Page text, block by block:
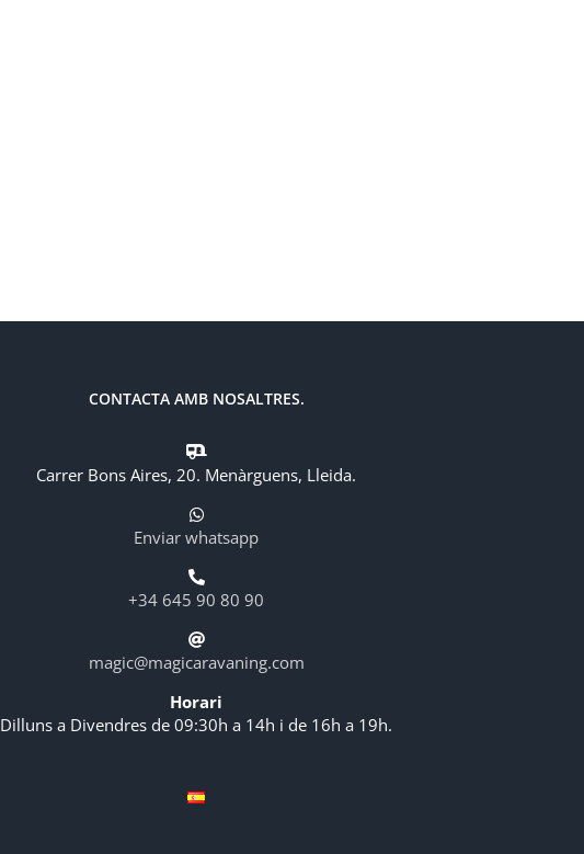
CONTACTA AMB NOSALTRES.
Carrer Bons Aires, 20. Menàrguens, Lleida.
Enviar whatsapp
+34 645 90 80 90
magic@magicaravaning.com
Horari
Dilluns a Divendres de 09:30h a 14h i de 16h a 19h.